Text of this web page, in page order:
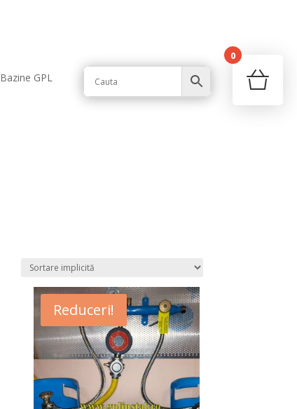
Bazine GPL
Reduceri!
0